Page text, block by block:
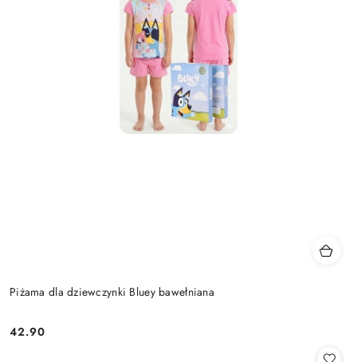
Piżama dla dziewczynki Bluey bawełniana
Cena:
42.90